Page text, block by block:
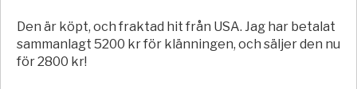
Den är köpt, och fraktad hit från USA. Jag har betalat
sammanlagt 5200 kr för klänningen, och säljer den nu
för 2800 kr!